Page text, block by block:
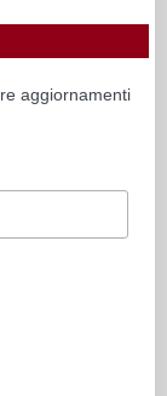
aggiornamenti